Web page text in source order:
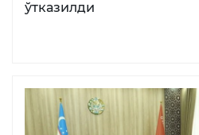
ўтказилди